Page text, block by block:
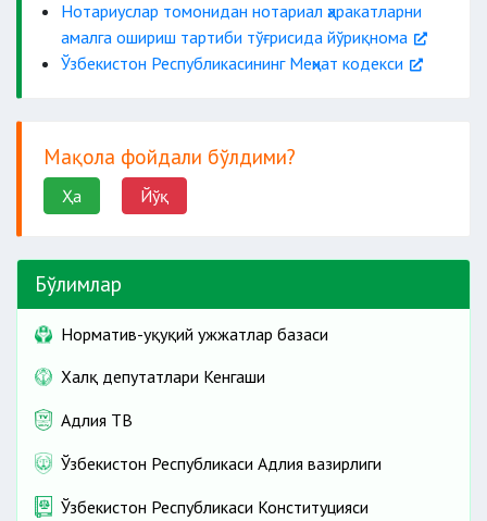
имзоси;
Нотариуслар томонидан нотариал ҳаракатларни
амалга ошириш тартиби тўғрисида йўриқнома
Ўзбекистон Республикасининг Меҳнат кодекси
Мақола фойдали бўлдими?
Ҳа Йўқ
Бўлимлар
Норматив-ҳуқуқий ҳужжатлар базаси
Халқ депутатлари Кенгаши
Адлия ТВ
Ўзбекистон Республикаси Адлия вазирлиги
Ўзбекистон Республикаси Конституцияси